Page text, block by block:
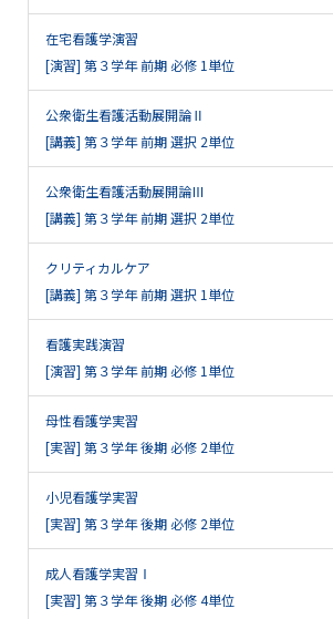
在宅看護学演習
[演習] 第３学年 前期 必修 1単位
公衆衛生看護活動展開論Ⅱ
[講義] 第３学年 前期 選択 2単位
公衆衛生看護活動展開論Ⅲ
[講義] 第３学年 前期 選択 2単位
クリティカルケア
[講義] 第３学年 前期 選択 1単位
看護実践演習
[演習] 第３学年 前期 必修 1単位
母性看護学実習
[実習] 第３学年 後期 必修 2単位
小児看護学実習
[実習] 第３学年 後期 必修 2単位
成人看護学実習Ⅰ
[実習] 第３学年 後期 必修 4単位